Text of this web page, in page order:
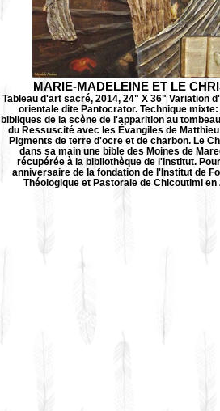
MARIE-MADELEINE ET LE
Tableau d'art sacré, 2014, 24" X 36" Variation
orientale dite Pantocrator. Technique mixte:
bibliques de la scène de l'apparition au
du Ressuscité avec les Évangiles de
Pigments de terre d'ocre et de charbon. Le
dans sa main une bible des Moines de
récupérée à la bibliothèque de l'Institut.
anniversaire de la fondation de l'Institut de
Théologique et Pastorale de Chicoutimi en